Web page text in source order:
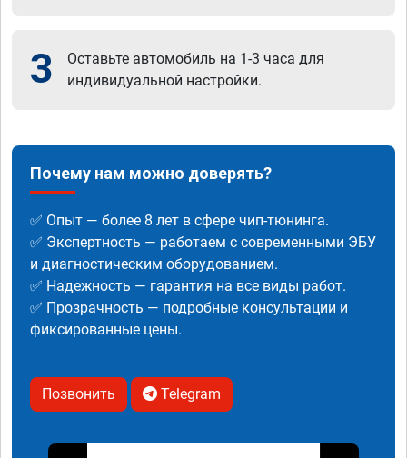
3
Оставьте автомобиль на 1-3 часа для
индивидуальной настройки.
Почему нам можно доверять?
✅ Опыт — более 8 лет в сфере чип-тюнинга.
✅ Экспертность — работаем с современными ЭБУ
и диагностическим оборудованием.
✅ Надежность — гарантия на все виды работ.
✅ Прозрачность — подробные консультации и
фиксированные цены.
Позвонить Telegram